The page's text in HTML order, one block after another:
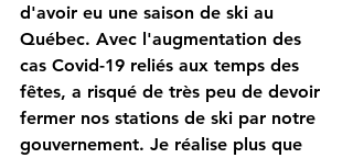
d'avoir eu une saison de ski au
Québec. Avec l'augmentation des
cas Covid-19 reliés aux temps des
fêtes, a risqué de très peu de devoir
fermer nos stations de ski par notre
gouvernement. Je réalise plus que